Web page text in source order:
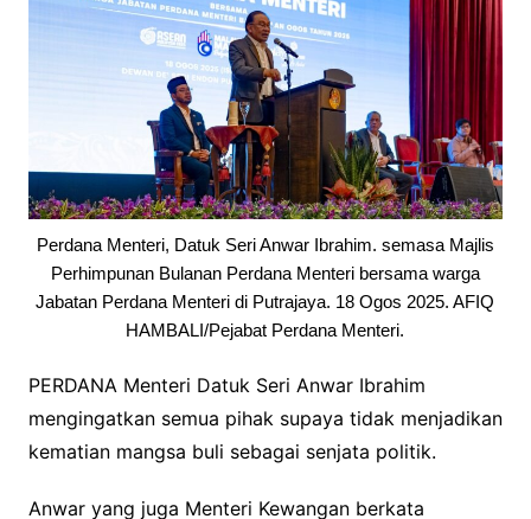
Perdana Menteri, Datuk Seri Anwar Ibrahim. semasa Majlis
Perhimpunan Bulanan Perdana Menteri bersama warga
Jabatan Perdana Menteri di Putrajaya. 18 Ogos 2025. AFIQ
HAMBALI/Pejabat Perdana Menteri.
PERDANA Menteri Datuk Seri Anwar Ibrahim
mengingatkan semua pihak supaya tidak menjadikan
kematian mangsa buli sebagai senjata politik.
Anwar yang juga Menteri Kewangan berkata